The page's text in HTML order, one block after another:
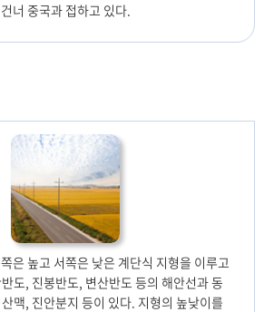
너 중국과 접하고 있다.
은 높고 서쪽은 낮은 계단식 지형을 이루고
도, 진봉반도, 변산반도 등의 해안선과 동
맥, 진안분지 등이 있다. 지형의 높낮이를